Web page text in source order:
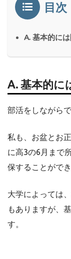
目次
A. 基本的には
A. 基本的に
部活をしながら
私も、お盆とお
に高3の6月まで
保することができ
大学によっては
もありますが、
す。